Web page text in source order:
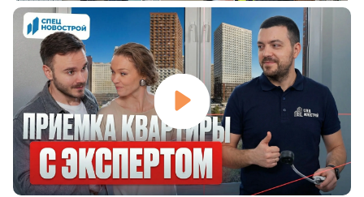
Видео о компании СпецНовострой